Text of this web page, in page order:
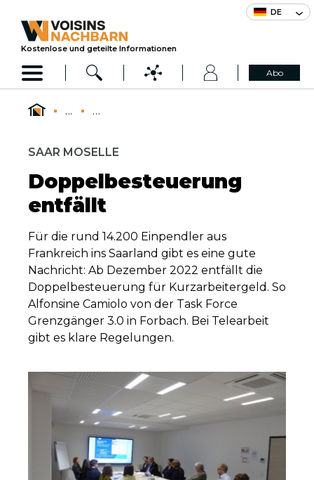
DE
Kostenlose und geteilte Informationen
Abo
... ...
SAAR MOSELLE
Doppelbesteuerung
entfällt
Für die rund 14.200 Einpendler aus
Frankreich ins Saarland gibt es eine gute
Nachricht: Ab Dezember 2022 entfällt die
Doppelbesteuerung für Kurzarbeitergeld. So
Alfonsine Camiolo von der Task Force
Grenzgänger 3.0 in Forbach. Bei Telearbeit
gibt es klare Regelungen.